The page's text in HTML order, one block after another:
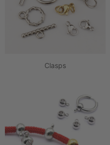
Clasps